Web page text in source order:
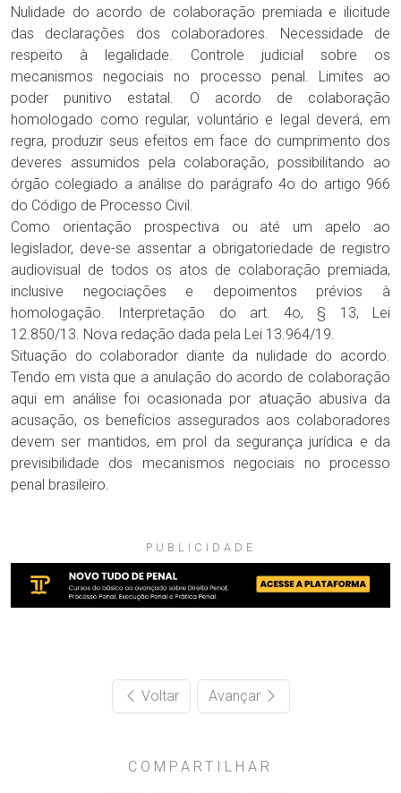
Nulidade do acordo de colaboração premiada e ilicitude
das declarações dos colaboradores. Necessidade de
respeito à legalidade. Controle judicial sobre os
mecanismos negociais no processo penal. Limites ao
poder punitivo estatal. O acordo de colaboração
homologado como regular, voluntário e legal deverá, em
regra, produzir seus efeitos em face do cumprimento dos
deveres assumidos pela colaboração, possibilitando ao
órgão colegiado a análise do parágrafo 4o do artigo 966
do Código de Processo Civil.
Como orientação prospectiva ou até um apelo ao
legislador, deve-se assentar a obrigatoriedade de registro
audiovisual de todos os atos de colaboração premiada,
inclusive negociações e depoimentos prévios à
homologação. Interpretação do art. 4o, § 13, Lei
12.850/13. Nova redação dada pela Lei 13.964/19.
Situação do colaborador diante da nulidade do acordo.
Tendo em vista que a anulação do acordo de colaboração
aqui em análise foi ocasionada por atuação abusiva da
acusação, os benefícios assegurados aos colaboradores
devem ser mantidos, em prol da segurança jurídica e da
previsibilidade dos mecanismos negociais no processo
penal brasileiro.
PUBLICIDADE
Voltar Avançar
COMPARTILHAR